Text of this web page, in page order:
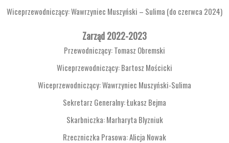
Wiceprzewodniczący: Wawrzyniec Muszyński – Sulima (do czerwca 2024)
Zarząd 2022-2023
Przewodniczący: Tomasz Obremski
Wiceprzewodniczący: Bartosz Mościcki
Wiceprzewodniczący: Wawrzyniec Muszyński-Sulima
Sekretarz Generalny: Łukasz Bejma
Skarbniczka: Marharyta Blyzniuk
Rzeczniczka Prasowa: Alicja Nowak